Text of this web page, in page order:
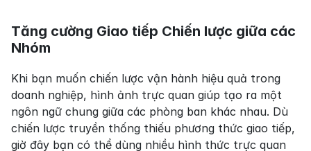
Tăng cường Giao tiếp Chiến lược giữa các
Nhóm
Khi bạn muốn chiến lược vận hành hiệu quả trong
doanh nghiệp, hình ảnh trực quan giúp tạo ra một
ngôn ngữ chung giữa các phòng ban khác nhau. Dù
chiến lược truyền thống thiếu phương thức giao tiếp,
giờ đây bạn có thể dùng nhiều hình thức trực quan